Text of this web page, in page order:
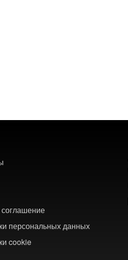
соглашение
персональных данных
cookie